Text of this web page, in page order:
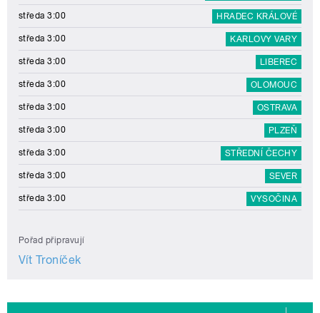
středa 3:00 HRADEC KRÁLOVÉ
středa 3:00 KARLOVY VARY
středa 3:00 LIBEREC
středa 3:00 OLOMOUC
středa 3:00 OSTRAVA
středa 3:00 PLZEŇ
středa 3:00 STŘEDNÍ ČECHY
středa 3:00 SEVER
středa 3:00 VYSOČINA
Pořad připravují
Vít Troníček